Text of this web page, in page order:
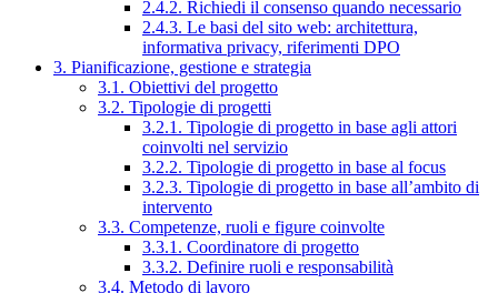
2.4.2. Richiedi il consenso quando necessario
2.4.3. Le basi del sito web: architettura,
informativa privacy, riferimenti DPO
3. Pianificazione, gestione e strategia
3.1. Obiettivi del progetto
3.2. Tipologie di progetti
3.2.1. Tipologie di progetto in base agli attori
coinvolti nel servizio
3.2.2. Tipologie di progetto in base al focus
3.2.3. Tipologie di progetto in base all’ambito di
intervento
3.3. Competenze, ruoli e figure coinvolte
3.3.1. Coordinatore di progetto
3.3.2. Definire ruoli e responsabilità
3.4. Metodo di lavoro